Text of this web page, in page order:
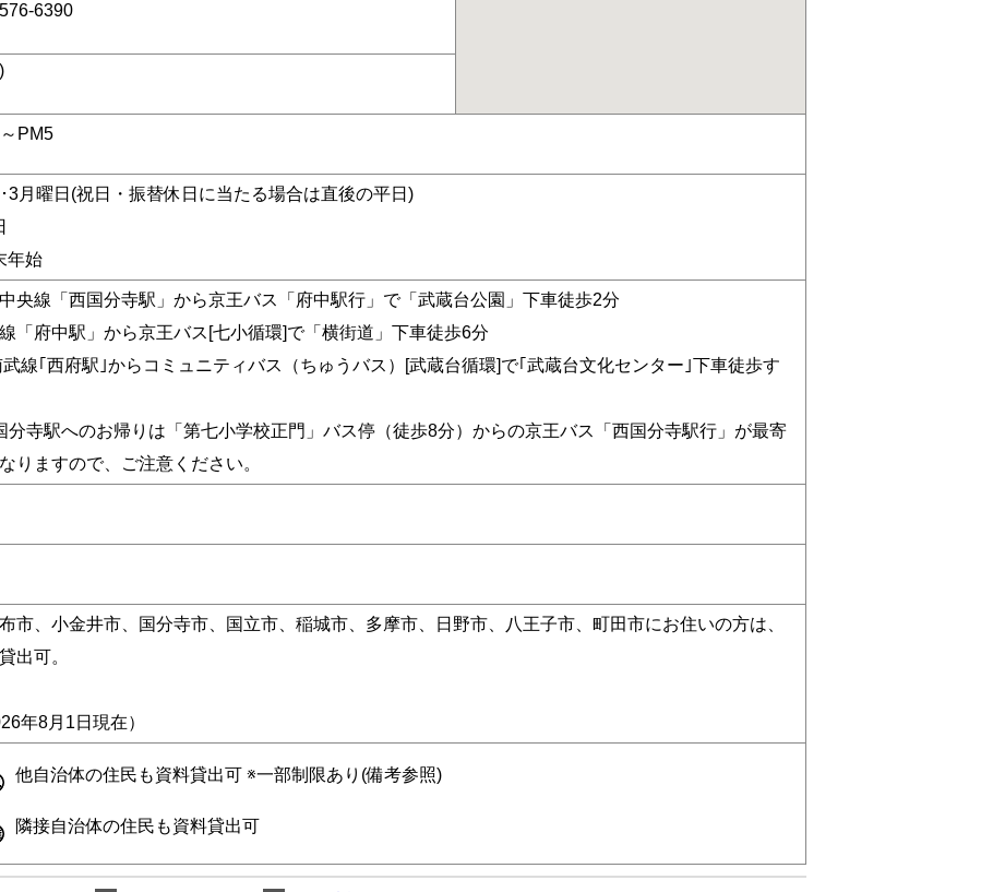
6390
PM5
･3月曜日(祝日・振替休日に当たる場合は直後の平日)
年始
中央線「西国分寺駅」から京王バス「府中駅行」で「武蔵台公園」下車徒歩2分
「府中駅」から京王バス[七小循環]で「横街道」下車徒歩6分
線｢西府駅｣からコミュニティバス（ちゅうバス）[武蔵台循環]で｢武蔵台文化センター｣下車徒歩す
分寺駅へのお帰りは「第七小学校正門」バス停（徒歩8分）からの京王バス「西国分寺駅行」が最寄
りますので、ご注意ください。
布市、小金井市、国分寺市、国立市、稲城市、多摩市、日野市、八王子市、町田市にお住いの方は、
出可。
年8月1日現在）
他自治体の住民も資料貸出可 ※一部制限あり(備考参照)
隣接自治体の住民も資料貸出可